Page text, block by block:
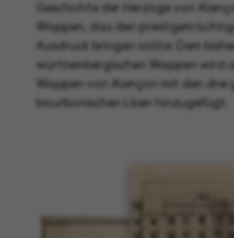
Geschichte der Herzöge von
Wappen, das den
Ausdruck bringen sollte: Dem
württembergischen Wappen wird
Wappen von Alençon mit den drei
bourbonischen Lilien hinzugefügt.